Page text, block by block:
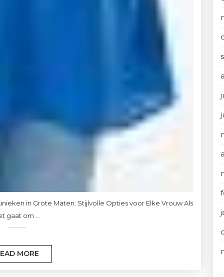
in Grote Maten: Stijlvolle Opties voor Elke Vrouw Als
gaat om ...
MORE